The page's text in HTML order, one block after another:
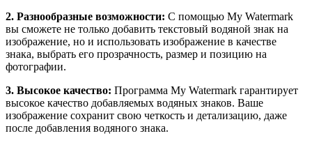
2. Разнообразные возможности: С помощью My Watermark
вы сможете не только добавить текстовый водяной знак на
изображение, но и использовать изображение в качестве
знака, выбрать его прозрачность, размер и позицию на
фотографии.
3. Высокое качество: Программа My Watermark гарантирует
высокое качество добавляемых водяных знаков. Ваше
изображение сохранит свою четкость и детализацию, даже
после добавления водяного знака.